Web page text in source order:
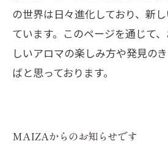
の世界は日々進化しており、新
ています。このページを通じて
しいアロマの楽しみ方や発見の
ばと思っております。
MAIZAからのお知らせです